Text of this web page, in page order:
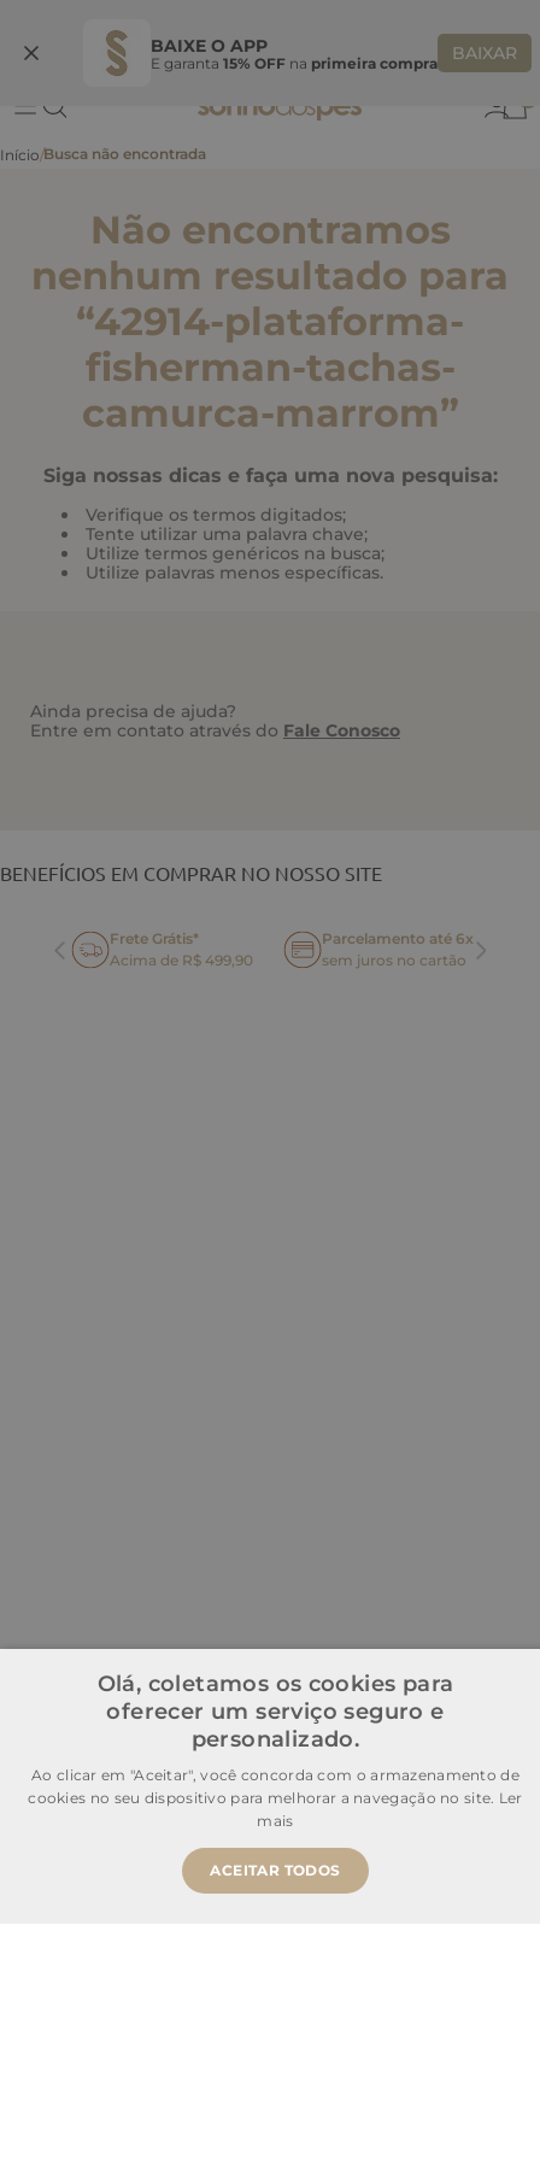
BAIXE O APP
E garanta 15% OFF na primeira compra BAIXAR
BEMVINDASONHO
Não encontramos
nenhum resultado para
“42914-plataforma-
fisherman-tachas-
camurca-marrom”
Siga nossas dicas e faça uma nova pesquisa:
Verifique os termos digitados;
Tente utilizar uma palavra chave;
Utilize termos genéricos na busca;
Utilize palavras menos específicas.
Ainda precisa de ajuda?
Entre em contato através do Fale Conosco
BENEFÍCIOS EM COMPRAR NO NOSSO SITE
Frete Grátis*
Acima de R$ 499,90
Parcelamento até 6x
sem juros no cartão
Olá, coletamos os cookies para
oferecer um serviço seguro e
personalizado.
Ao clicar em "Aceitar", você concorda com o armazenamento de
cookies no seu dispositivo para melhorar a navegação no site. Ler
mais
ACEITAR TODOS